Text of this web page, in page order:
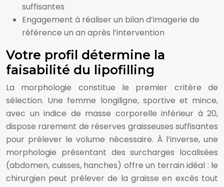
suffisantes
Engagement à réaliser un bilan d’imagerie de
référence un an après l’intervention
Votre profil détermine la
faisabilité du lipofilling
La morphologie constitue le premier critère de
sélection. Une femme longiligne, sportive et mince,
avec un indice de masse corporelle inférieur à 20,
dispose rarement de réserves graisseuses suffisantes
pour prélever le volume nécessaire. À l’inverse, une
morphologie présentant des surcharges localisées
(abdomen, cuisses, hanches) offre un terrain idéal : le
chirurgien peut prélever de la graisse en excès tout